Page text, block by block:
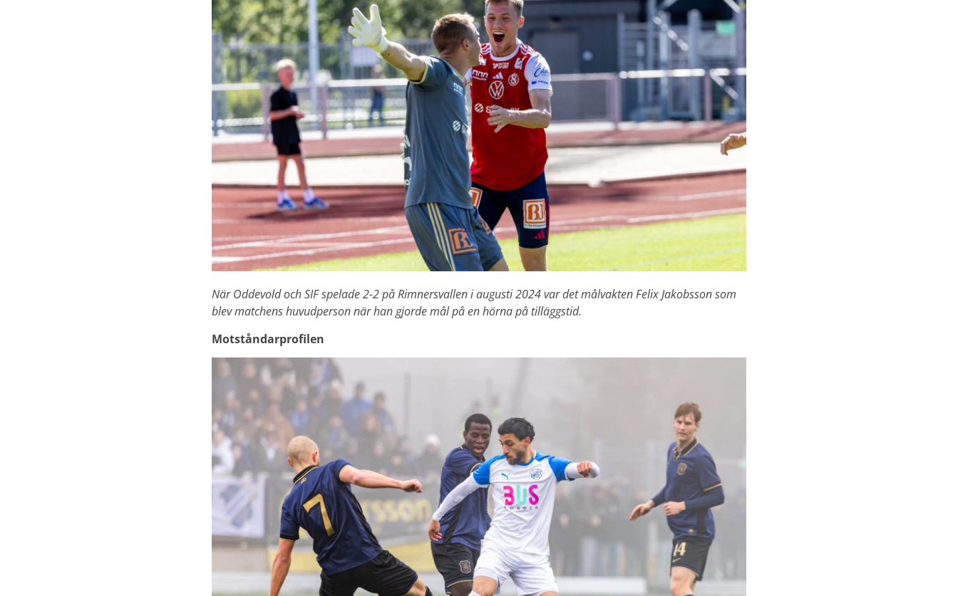
När Oddevold och SIF spelade 2-2 på Rimnersvallen i augusti 2024 var det målvakten Felix Jakobsson som
blev matchens huvudperson när han gjorde mål på en hörna på tilläggstid.
Motståndarprofilen